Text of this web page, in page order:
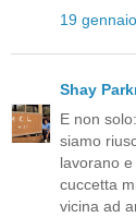
19
Shay
E non
siamo
lavorano
cuccetta
vicina ad